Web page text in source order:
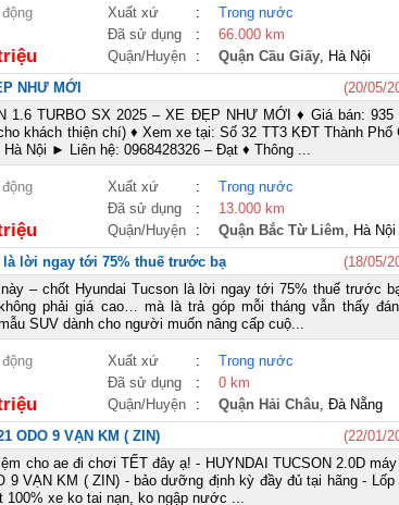
Xuất xứ :
Trong nước
Đã sử dụng :
66.000 km
Quận/Huyện : Quận Cầu Giấy, Hà Nội
NHƯ MỚI
(20/05/
1.6 TURBO SX 2025 – XE ĐẸP NHƯ MỚI ♦ Giá bán: 935
khách thiện chí) ♦ Xem xe tại: Số 32 TT3 KĐT Thành Phố
Nội ► Liên hệ: 0968428326 – Đạt ♦ Thông ...
Xuất xứ :
Trong nước
Đã sử dụng :
13.000 km
Quận/Huyện : Quận Bắc Từ Liêm, Hà Nội
là lời ngay tới 75% thuế trước bạ
(18/05/
này – chốt Hyundai Tucson là lời ngay tới 75% thuế trước
phải giá cao… mà là trả góp mỗi tháng vẫn thấy
SUV dành cho người muốn nâng cấp cuộ...
Xuất xứ :
Trong nước
Đã sử dụng :
0 km
Quận/Huyện : Quận Hải Châu, Đà Nẵng
ODO 9 VẠN KM ( ZIN)
(22/01/
cho ae đi chơi TẾT đây ạ! - HUYNDAI TUCSON 2.0D máy
9 VẠN KM ( ZIN) - bảo dưỡng định kỳ đầy đủ tại hãng - Lốp
100% xe ko tai nạn, ko ngập nước ...